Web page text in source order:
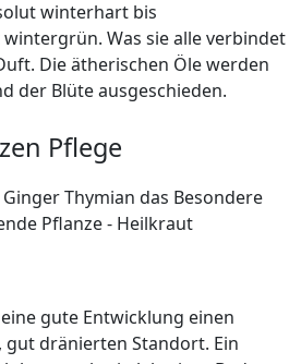
winterhart bis
Was sie alle verbindet
Die ätherischen Öle werden
der Blüte ausgeschieden.
Pflege
gute Entwicklung einen
dränierten Standort. Ein